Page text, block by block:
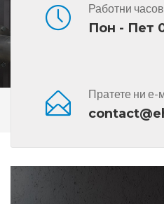
Работни
Пон - Пет
Пратете ни е-
BP
Сите Производи